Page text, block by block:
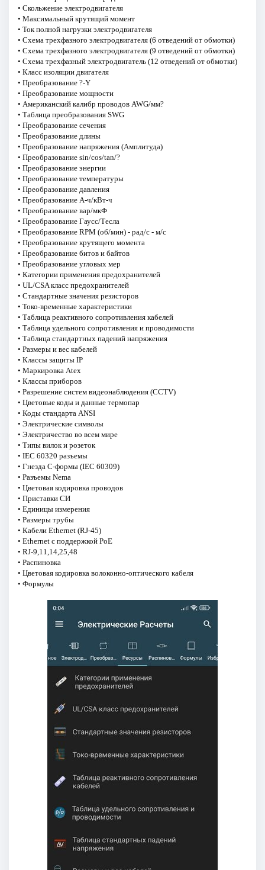
• Скольжение электродвигателя
• Максимальный крутящий момент
• Ток полной нагрузки электродвигателя
• Схема трехфазного электродвигателя (6 отведений от обмотки)
• Схема трехфазного электродвигателя (9 отведений от обмотки)
• Схема трехфазный электродвигатель (12 отведений от обмотки)
• Класс изоляции двигателя
• Преобразование ?-Y
• Преобразование мощности
• Американский калибр проводов AWG/мм?
• Таблица преобразования SWG
• Преобразование сечения
• Преобразование длины
• Преобразование напряжения (Амплитуда)
• Преобразование sin/cos/tan/?
• Преобразование энергии
• Преобразование температуры
• Преобразование давления
• Преобразование А-ч/кВт-ч
• Преобразование вар/мкФ
• Преобразование Гаусс/Тесла
• Преобразование RPM (об/мин) - рад/с - м/с
• Преобразование крутящего момента
• Преобразование битов и байтов
• Преобразование угловых мер
• Категории применения предохранителей
• UL/CSA класс предохранителей
• Стандартные значения резисторов
• Токо-временные характеристики
• Таблица реактивного сопротивления кабелей
• Таблица удельного сопротивления и проводимости
• Таблица стандартных падений напряжения
• Размеры и вес кабелей
• Классы защиты IP
• Маркировка Atex
• Классы приборов
• Разрешение систем видеонаблюдения (CCTV)
• Цветовые коды и данные термопар
• Коды стандарта ANSI
• Электрические символы
• Электричество во всем мире
• Типы вилок и розеток
• IEC 60320 разъемы
• Гнезда C-формы (IEC 60309)
• Разъемы Nema
• Цветовая кодировка проводов
• Приставки СИ
• Единицы измерения
• Размеры трубы
• Кабели Ethernet (RJ-45)
• Ethernet с поддержкой PoE
• RJ-9,11,14,25,48
• Распиновка
• Цветовая кодировка волоконно-оптического кабеля
• Формулы